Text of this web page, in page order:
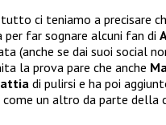
ci teniamo a precisare
far sognare alcuni fan di
(anche se dai suoi social
la prova pare che anche
di pulirsi e ha poi
un altro da parte della